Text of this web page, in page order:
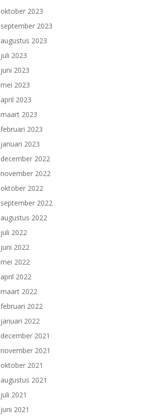
oktober 2023
september 2023
augustus 2023
juli 2023
juni 2023
mei 2023
april 2023
maart 2023
februari 2023
januari 2023
december 2022
november 2022
oktober 2022
september 2022
augustus 2022
juli 2022
juni 2022
mei 2022
april 2022
maart 2022
februari 2022
januari 2022
december 2021
november 2021
oktober 2021
augustus 2021
juli 2021
juni 2021